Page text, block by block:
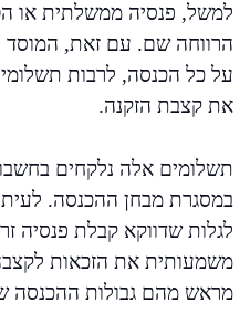
למשל, פנסיה ממשלתית או
הרווחה שם. עם זאת, המוסד
על כל הכנסה, לרבות
את קצבת הזקנה.
תשלומים אלה נלקחים
במסגרת מבחן ההכנסה.
לגלות שדווקא קבלת פנסיה
משמעותית את הזכאות
מראש מהם גבולות ההכנסה